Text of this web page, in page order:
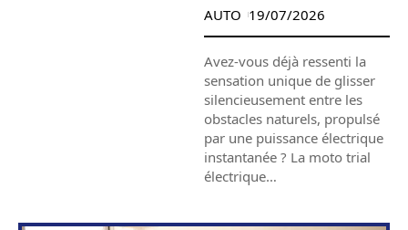
AUTO 19/07/2026
Avez-vous déjà ressenti la
sensation unique de glisser
silencieusement entre les
obstacles naturels, propulsé
par une puissance électrique
instantanée ? La moto trial
électrique…